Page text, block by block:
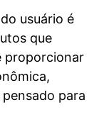
usuário é
que
proporcionar
para